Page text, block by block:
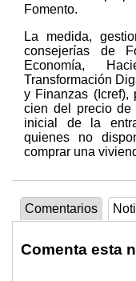
Fomento.
La medida,
consejerías de
Economía,
Transformación
y Finanzas (Icref),
cien del precio de
inicial de la
quienes no
comprar una
Comentarios
Comenta esta